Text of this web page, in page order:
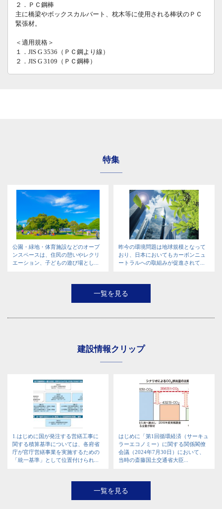
２．ＰＣ鋼棒
主に橋梁やボックスカルバート、枕木等に使用される棒状のＰＣ
緊張材。
＜適用規格＞
１．JIS G 3536（ＰＣ鋼より線）
２．JIS G 3109（ＰＣ鋼棒）
特集
公園・緑地・体育施設などのオープ
ンスペースは、住民の憩いやレクリ
エーション、子どもの遊び場とし...
昨今の環境問題は地球規模となって
おり、日本においてもカーボンニュ
ートラルへの取組みが促進されて...
一覧を見る
建設情報クリップ
1.はじめに国が発注する営繕工事に
関する積算基準については、各府省
庁が官庁営繕事業を実施するための
「統一基準」として位置付けられ...
はじめに「第1回循環経済（サーキュ
ラーエコノミー）に関する関係閣僚
会議（2024年7月30日）において、
当時の斎藤国土交通省大臣...
一覧を見る